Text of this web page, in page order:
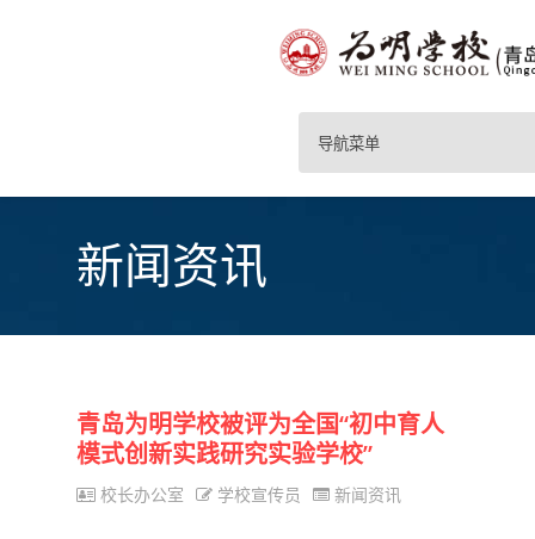
导航菜单
新闻资讯
青岛为明学校被评为全国“初中育人
模式创新实践研究实验学校”
校长办公室 学校宣传员 新闻资讯